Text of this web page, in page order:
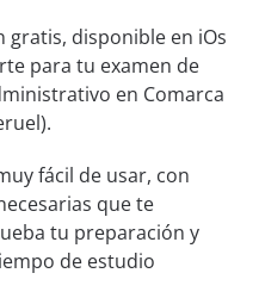
gratis, disponible en iOs
para tu examen de
en Comarca
fácil de usar, con
que te
tu preparación y
de estudio